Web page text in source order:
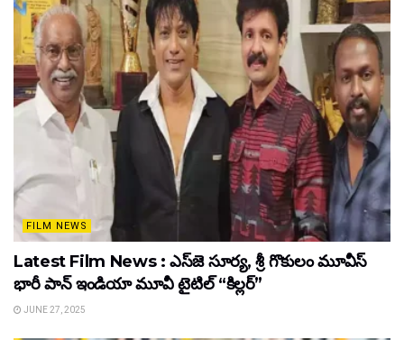
FILM NEWS
Latest Film News : ఎస్‌జె సూర్య, శ్రీ గొకులం మూవీస్‌
భారీ పాన్‌ ఇండియా మూవీ టైటిల్ “కిల్లర్”
JUNE 27, 2025